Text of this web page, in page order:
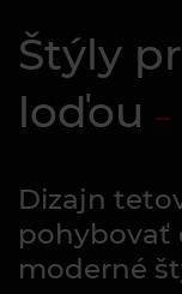
Štýly
loďou
Dizajn
pohybovať
moderné